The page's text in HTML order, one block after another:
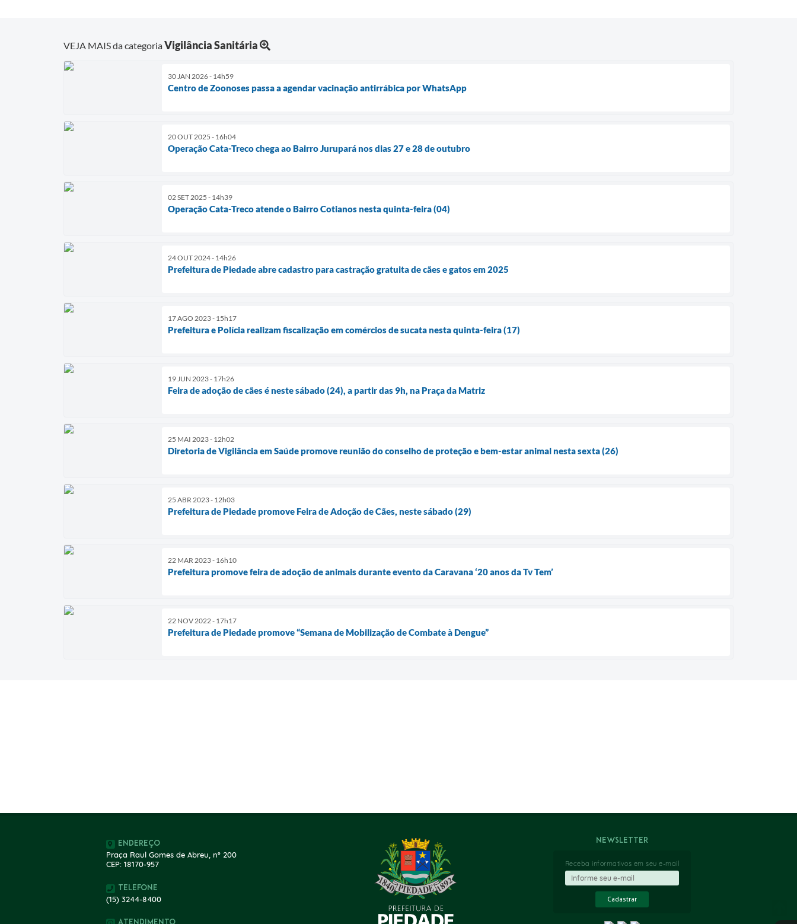
VEJA MAIS da categoriaVigilância Sanitária
30 JAN 2026 - 14h59
Centro de Zoonoses passa a agendar vacinação antirrábica por WhatsApp
20 OUT 2025 - 16h04
Operação Cata-Treco chega ao Bairro Jurupará nos dias 27 e 28 de outubro
02 SET 2025 - 14h39
Operação Cata-Treco atende o Bairro Cotianos nesta quinta-feira (04)
24 OUT 2024 - 14h26
Prefeitura de Piedade abre cadastro para castração gratuita de cães e gatos em 2025
17 AGO 2023 - 15h17
Prefeitura e Polícia realizam fiscalização em comércios de sucata nesta quinta-feira (17)
19 JUN 2023 - 17h26
Feira de adoção de cães é neste sábado (24), a partir das 9h, na Praça da Matriz
25 MAI 2023 - 12h02
Diretoria de Vigilância em Saúde promove reunião do conselho de proteção e bem-estar animal nesta sexta (26)
25 ABR 2023 - 12h03
Prefeitura de Piedade promove Feira de Adoção de Cães, neste sábado (29)
22 MAR 2023 - 16h10
Prefeitura promove feira de adoção de animais durante evento da Caravana ‘20 anos da Tv Tem’
22 NOV 2022 - 17h17
Prefeitura de Piedade promove “Semana de Mobilização de Combate à Dengue”
Endereço
Praça Raul Gomes de Abreu, nº 200
CEP: 18170-957
Telefone
(15) 3244-8400
Newsletter
Receba informativos em seu e-mail
Cadastrar